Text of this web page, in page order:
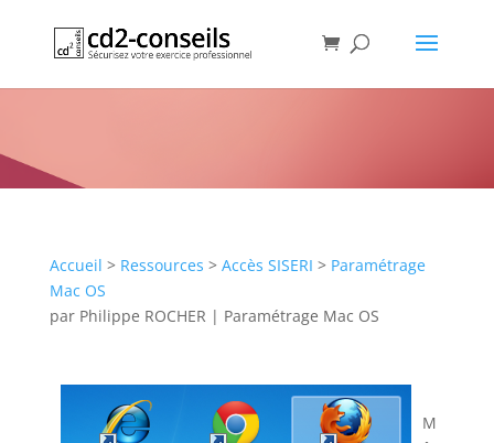
Consultation de SISERI avec
Publication
Accueil > Ressources > Accès SISERI > Paramétrage
Mac OS
par Philippe ROCHER | Paramétrage Mac OS
M